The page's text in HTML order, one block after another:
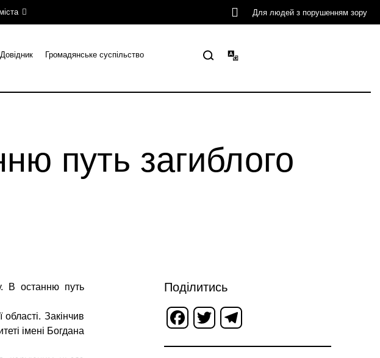
Для людей з порушенням зору
Довідник Громадянське суспільство
путь загиблого
В останню путь
Закінчив
імені Богдана
Поділитись
Facebook
Twitter